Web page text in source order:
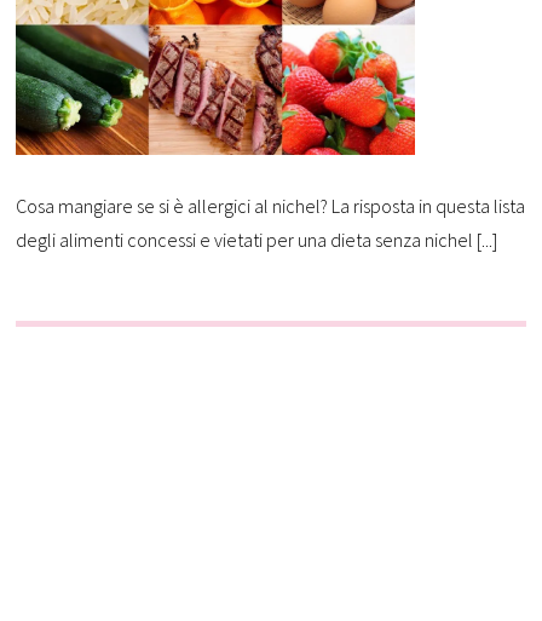
Cosa mangiare se si è allergici al nichel? La risposta in questa lista
degli alimenti concessi e vietati per una dieta senza nichel [...]